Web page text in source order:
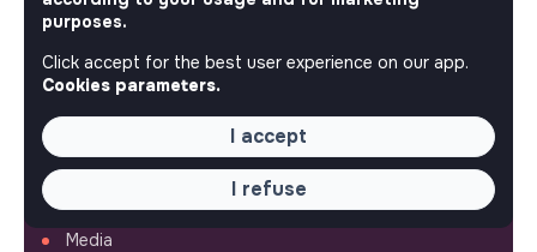
Our mission and impact
Makesense NGO
QUICK LINKS
Train for impact
Media
purposes.
Click accept for the best user experience on our app.
Cookies parameters.
I accept
I refuse